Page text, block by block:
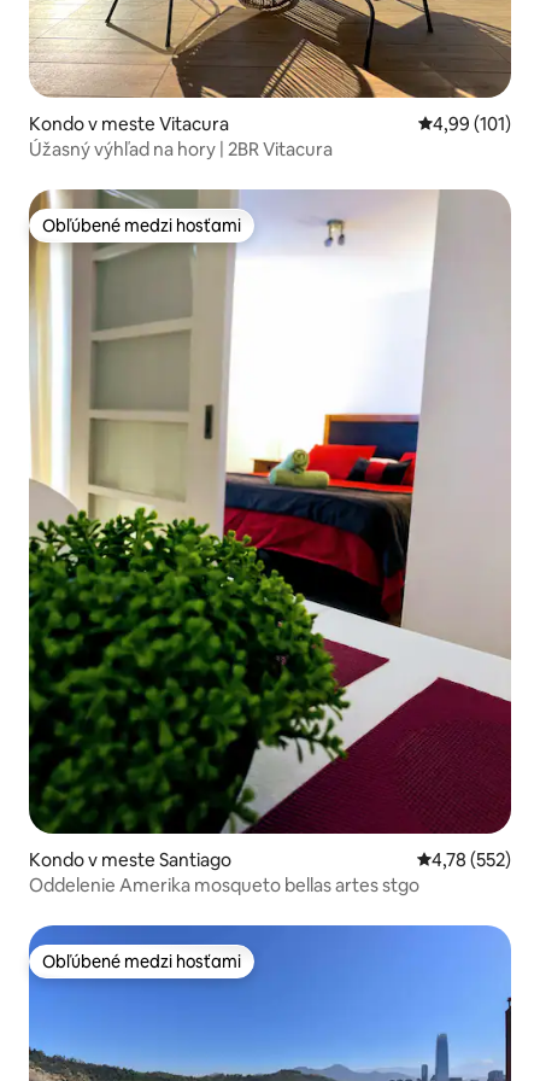
Kondo v meste Vitacura Priemerné
4,99 (101)
Úžasný výhľad na hory | 2BR Vitacura
Obľúbené medzi hosťami
Obľúbené medzi hosťami
Kondo v meste Santiago Priemerné
4,78 (552)
Oddelenie Amerika mosqueto bellas artes stgo
Obľúbené medzi hosťami
Obľúbené medzi hosťami